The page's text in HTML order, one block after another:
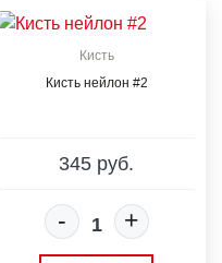
Кисть
Кисть нейлон #2
345 руб.
- +